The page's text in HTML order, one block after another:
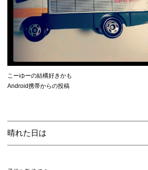
こーゆーの結構好きかも
Android携帯からの投稿
晴れた日は